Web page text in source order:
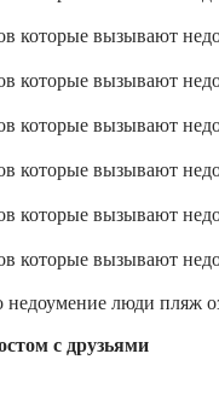
с друзьями